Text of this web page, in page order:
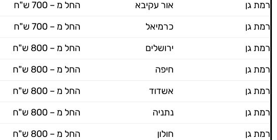
רמת גן
אור עקיבא
החל מ – 700 ש"ח
רמת גן
כרמיאל
החל מ – 700 ש"ח
רמת גן
ירושלים
החל מ – 800 ש"ח
רמת גן
חיפה
החל מ – 800 ש"ח
רמת גן
אשדוד
החל מ – 800 ש"ח
רמת גן
נתניה
החל מ – 800 ש"ח
רמת גן
חולון
החל מ – 800 ש"ח